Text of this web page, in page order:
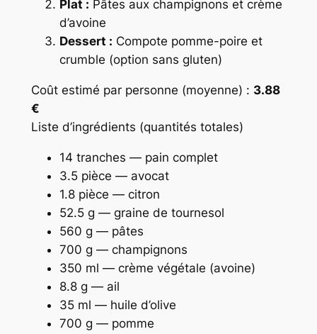
Plat : Pâtes aux champignons et crème
d’avoine
Dessert : Compote pomme-poire et
crumble (option sans gluten)
Coût estimé par personne (moyenne) : 3.88
€
Liste d’ingrédients (quantités totales)
14 tranches — pain complet
3.5 pièce — avocat
1.8 pièce — citron
52.5 g — graine de tournesol
560 g — pâtes
700 g — champignons
350 ml — crème végétale (avoine)
8.8 g — ail
35 ml — huile d’olive
700 g — pomme